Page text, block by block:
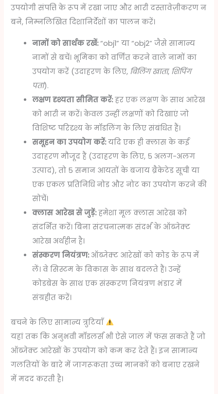
उपयोगी संपत्ति के रूप में रखा जाए और भारी दस्तावेज़ीकरण न
बने, निम्नलिखित दिशानिर्देशों का पालन करें।
नामों को सार्थक रखें:“obj1” या “obj2” जैसे सामान्य
नामों से बचें। भूमिका को वर्णित करने वाले नामों का
उपयोग करें (उदाहरण के लिए, बिलिंग खाता, शिपिंग
पता).
लक्षण दृश्यता सीमित करें:हर एक लक्षण के साथ आरेख
को भारी न करें। केवल उन्हीं लक्षणों को दिखाएं जो
विशिष्ट परिदृश्य के मॉडलिंग के लिए संबंधित हैं।
समूहन का उपयोग करें:यदि एक ही क्लास के कई
उदाहरण मौजूद हैं (उदाहरण के लिए, 5 अलग-अलग
उत्पाद), तो 5 समान आयतों के बजाय ब्रैकेटेड सूची या
एक एकल प्रतिनिधि नोड और नोट का उपयोग करने की
सोचें।
क्लास आरेख से जुड़ें:हमेशा मूल क्लास आरेख को
संदर्भित करें। बिना संरचनात्मक संदर्भ के ऑब्जेक्ट
आरेख अर्थहीन है।
संस्करण नियंत्रण:ऑब्जेक्ट आरेखों को कोड के रूप में
लें। वे सिस्टम के विकास के साथ बदलते हैं। उन्हें
कोडबेस के साथ एक संस्करण नियंत्रण भंडार में
संग्रहीत करें।
बचने के लिए सामान्य त्रुटियाँ
यहां तक कि अनुभवी मॉडलर्स भी ऐसे जाल में फंस सकते हैं जो
ऑब्जेक्ट आरेखों के उपयोग को कम कर देते हैं। इन सामान्य
गलतियों के बारे में जागरूकता उच्च मानकों को बनाए रखने
में मदद करती है।